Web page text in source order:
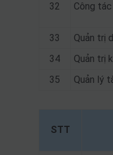
32 Công tác
33
Quản trị
34
Quản trị
35
Quản lý
STT